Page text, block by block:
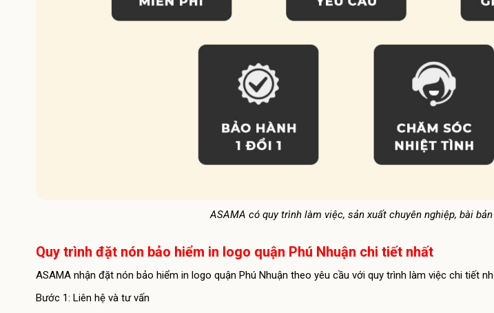
ASAMA có quy trình làm việc, sản xuất chuyên nghiệp, bài bản
Quy trình đặt nón bảo hiểm in logo quận Phú Nhuận chi tiết nhất
ASAMA nhận đặt nón bảo hiểm in logo quận Phú Nhuận theo yêu cầu với quy trình làm việc chi tiết
Bước 1: Liên hệ và tư vấn